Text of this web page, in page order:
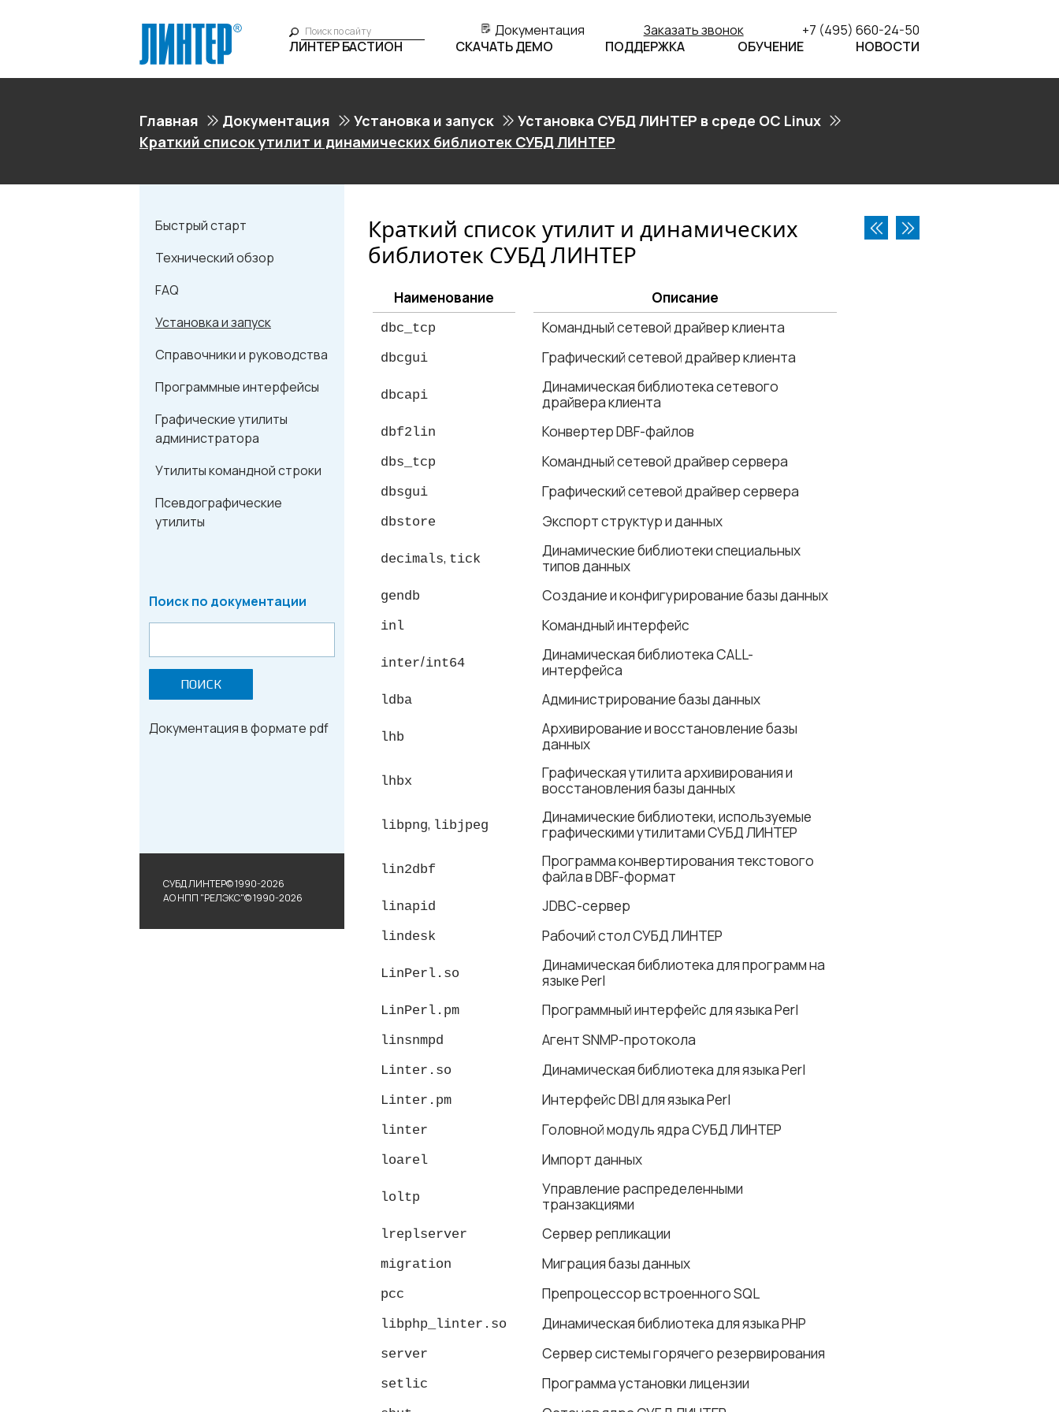
Документация Заказать звонок
+7 (495) 660-24-50
ЛИНТЕР БАСТИОН
СКАЧАТЬ ДЕМО ПОДДЕРЖКА ОБУЧЕНИЕ НОВОСТИ
Главная Документация Установка и запуск
Установка СУБД ЛИНТЕР в среде ОС Linux
Краткий список утилит и динамических библиотек СУБД ЛИНТЕР
Быстрый старт
Технический обзор
FAQ
Установка и запуск
Справочники и руководства
Программные интерфейсы
Графические утилиты
администратора
Утилиты командной строки
Псевдографические
утилиты
Поиск по документации
ПОИСК
Документация в формате pdf
СУБД ЛИНТЕР© 1990-2026
АО НПП "РЕЛЭКС"© 1990-2026
Краткий список утилит и динамических
библиотек СУБД ЛИНТЕР
Наименование Описание
dbc_tcp Командный сетевой драйвер клиента
dbcgui Графический сетевой драйвер клиента
dbcapi
Динамическая библиотека сетевого
драйвера клиента
dbf2lin Конвертер DBF-файлов
dbs_tcp Командный сетевой драйвер сервера
dbsgui Графический сетевой драйвер сервера
dbstore Экспорт структур и данных
decimals, tick
Динамические библиотеки специальных
типов данных
gendb Создание и конфигурирование базы данных
inl Командный интерфейс
inter/int64
Динамическая библиотека CALL-
интерфейса
ldba Администрирование базы данных
lhb
Архивирование и восстановление базы
данных
lhbx
Графическая утилита архивирования и
восстановления базы данных
libpng, libjpeg
Динамические библиотеки, используемые
графическими утилитами СУБД ЛИНТЕР
lin2dbf
Программа конвертирования текстового
файла в DBF-формат
linapid JDBC-сервер
lindesk Рабочий стол СУБД ЛИНТЕР
LinPerl.so
Динамическая библиотека для программ на
языке Perl
LinPerl.pm Программный интерфейс для языка Perl
linsnmpd Агент SNMP-протокола
Linter.so Динамическая библиотека для языка Perl
Linter.pm Интерфейс DBI для языка Perl
linter Головной модуль ядра СУБД ЛИНТЕР
loarel Импорт данных
loltp
Управление распределенными
транзакциями
lreplserver Сервер репликации
migration Миграция базы данных
pcc Препроцессор встроенного SQL
libphp_linter.so Динамическая библиотека для языка PHP
server Сервер системы горячего резервирования
setlic Программа установки лицензии